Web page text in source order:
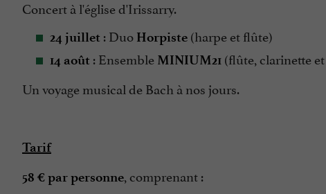
Concert à l'église d'Irissarry.
24 juillet : Duo Horpiste (harpe et flûte)
14 août : Ensemble MINIUM21 (flûte, clarinette
Un voyage musical de Bach à nos jours.
Tarif
58 € par personne, comprenant :